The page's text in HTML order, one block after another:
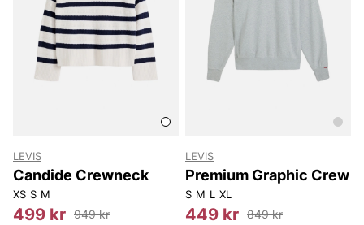
LEVIS
Candide Crewneck
XS S M
499 kr 949 kr
LEVIS
Premium Graphic Crew
S M L XL
449 kr 849 kr